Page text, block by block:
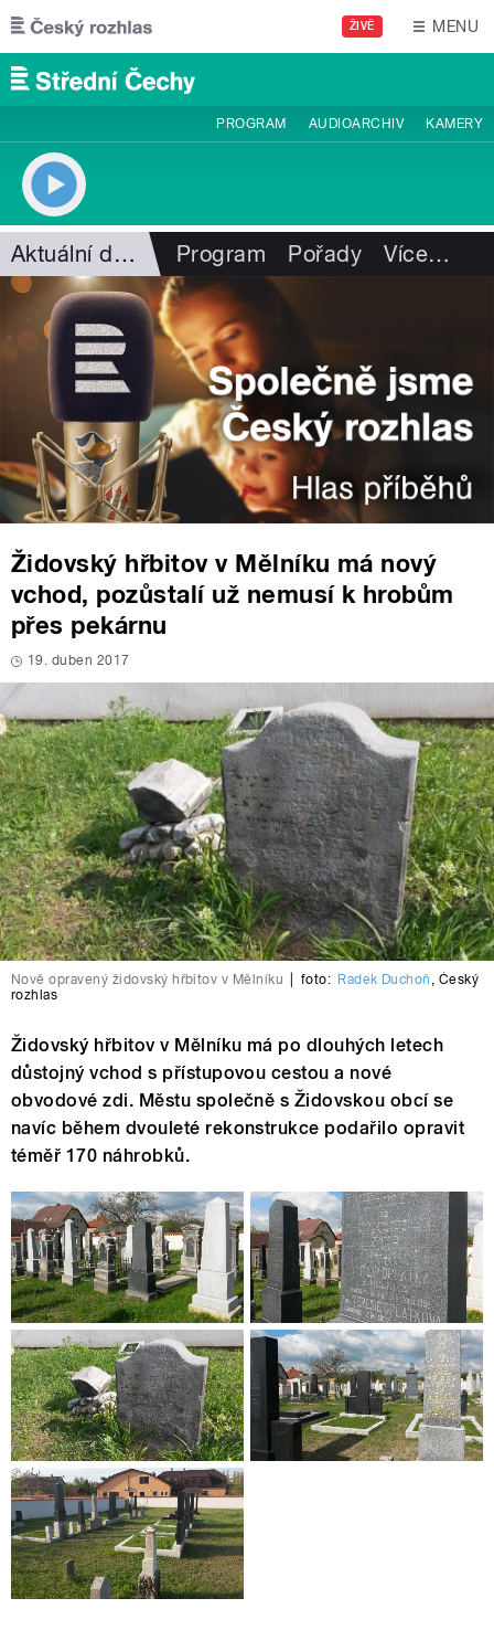
Přejít k hlavnímu obsahu
ŽIVĚ MENU
PROGRAM AUDIOARCHIV KAMERY
Aktuální dění Program Pořady Více…
Židovský hřbitov v Mělníku má nový
vchod, pozůstalí už nemusí k hrobům
přes pekárnu
19. duben 2017
Nově opravený židovský hřbitov v Mělníku foto: Radek Duchoň , Český
rozhlas
Židovský hřbitov v Mělníku má po dlouhých letech
důstojný vchod s přístupovou cestou a nové
obvodové zdi. Městu společně s Židovskou obcí se
navíc během dvouleté rekonstrukce podařilo opravit
téměř 170 náhrobků.